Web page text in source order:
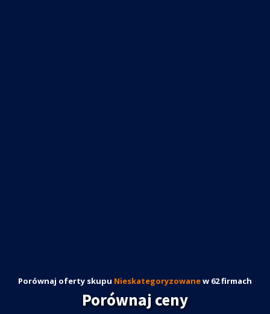
Porównaj oferty skupu Nieskategoryzowanew 62 firmach
Porównaj ceny